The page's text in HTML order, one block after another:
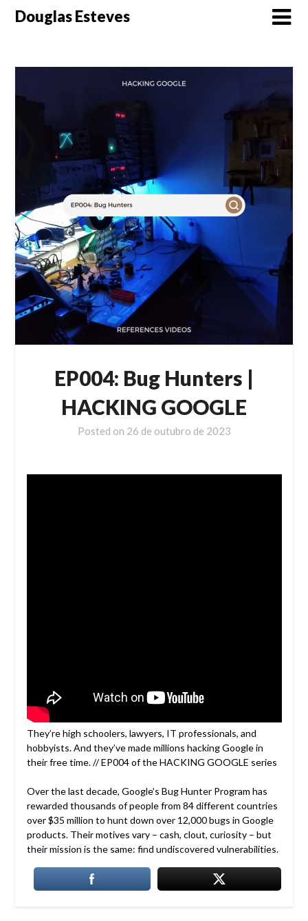
SkipDouglas Esteves
EP004: Bug Hunters |
HACKING GOOGLE
Posted on 26 de outubro de 2023
They’re high schoolers, lawyers, IT professionals, and
hobbyists. And they’ve made millions hacking Google in
their free time. // EP004 of the HACKING GOOGLE series
Over the last decade, Google’s Bug Hunter Program has
rewarded thousands of people from 84 different countries
over $35 million to hunt down over 12,000 bugs in Google
products. Their motives vary – cash, clout, curiosity – but
their mission is the same: find undiscovered vulnerabilities.